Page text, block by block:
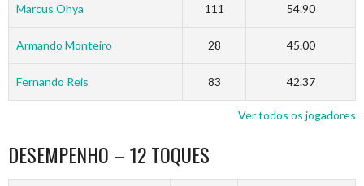
Marcus Ohya 111 54.90
Armando Monteiro 28 45.00
Fernando Reis 83 42.37
Ver todos os jogadores
DESEMPENHO – 12 TOQUES